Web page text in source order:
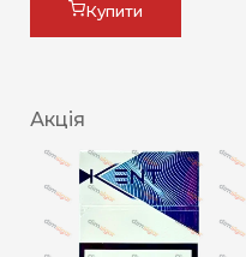
Купити
Акція